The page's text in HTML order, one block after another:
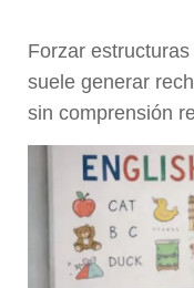
Forzar
suele generar
sin comprensión